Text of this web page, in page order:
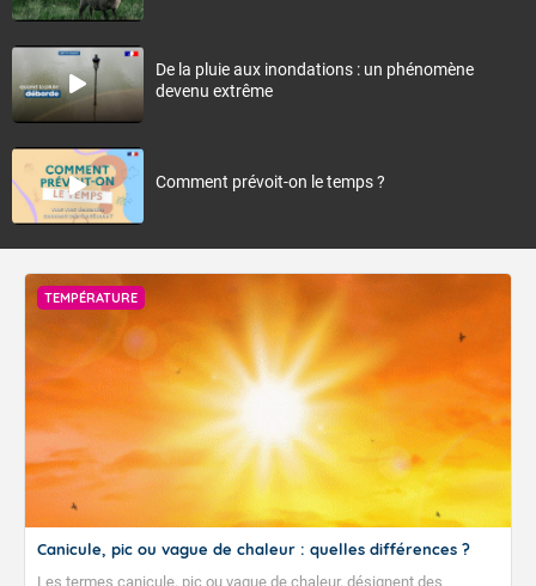
De la pluie aux inondations : un phénomène
devenu extrême
Comment prévoit-on le temps ?
TEMPÉRATURE
Canicule, pic ou vague de chaleur : quelles différences ?
Les termes canicule, pic ou vague de chaleur, désignent des